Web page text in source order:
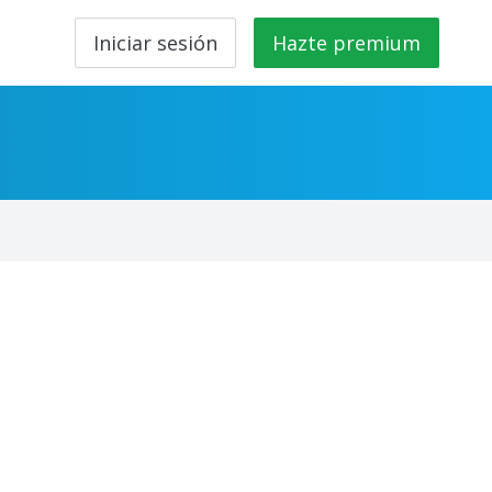
Iniciar sesión Hazte premium